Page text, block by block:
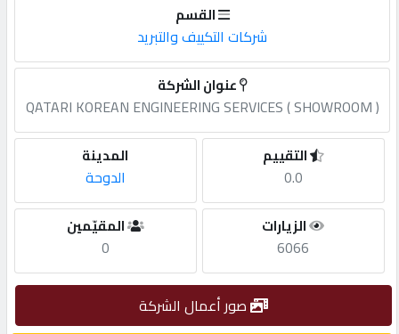
أضف
مطلوب
طلب
الاحصائيات
القسم
شركات التكييف والتبريد
عنوان الشركة
QATARI KOREAN ENGINEERING SERVICES ( SHOWROOM )
المدينة
الدوحة
التقييم
0.0
المقيّمين
0
الزيارات
6066
صور أعمال الشركة